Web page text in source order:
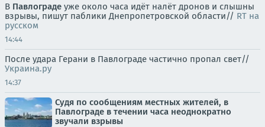
В Павлограде уже около часа идёт налёт дронов и слышны
взрывы, пишут паблики Днепропетровской области// RT на
русском
14:44
После удара Герани в Павлограде частично пропал свет//
Украина.ру
14:37
Судя по сообщениям местных жителей, в
Павлограде в течении часа неоднократно
звучали взрывы